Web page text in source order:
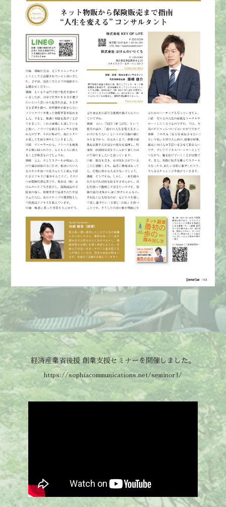
経済産業省後援 創業支援セミナーを開催しました。
https://sophiacommunications.net/seminor3/